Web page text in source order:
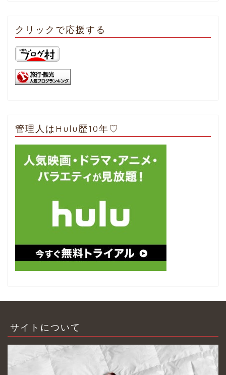
クリックで応援する
管理人はHulu歴10年♡
サイトについて